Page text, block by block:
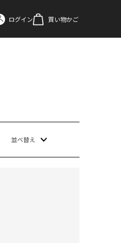
ログイン 買い物かご
並べ替え